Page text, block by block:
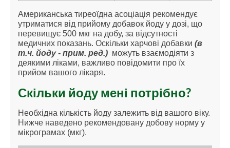
Американська тиреоїдна асоціація рекомендує
утриматися від прийому добавок йоду у дозі, що
перевищує 500 мкг на добу, за відсутності
медичних показань. Оскільки харчові добавки (в
т.ч. йоду - прим. ред.) можуть взаємодіяти з
деякими ліками, важливо повідомити про їх
прийом вашого лікаря.
Скільки йоду мені потрібно?
Необхідна кількість йоду залежить від вашого віку.
Нижче наведено рекомендовану добову норму у
мікрограмах (мкг).